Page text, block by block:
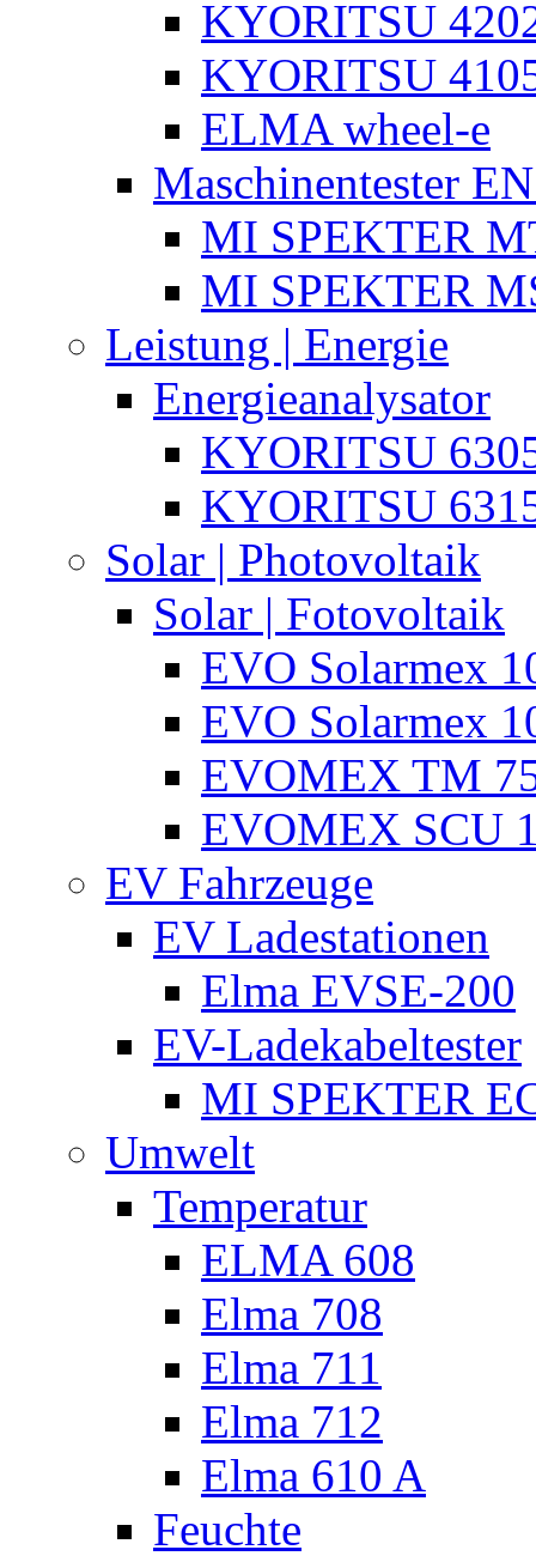
KYORITSU
KYORITSU
ELMA wheel-e
Maschinentester
MI SPEKTER
MI SPEKTER
Leistung | Energie
Energieanalysator
KYORITSU
KYORITSU
Solar | Photovoltaik
Solar | Fotovoltaik
EVO Solarmex
EVO Solarmex
EVOMEX TM
EVOMEX SCU
EV Fahrzeuge
EV Ladestationen
Elma EVSE-200
EV-Ladekabeltester
MI SPEKTER
Umwelt
Temperatur
ELMA 608
Elma 708
Elma 711
Elma 712
Elma 610 A
Feuchte